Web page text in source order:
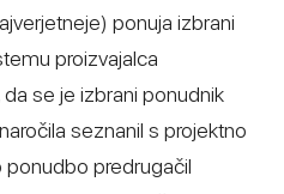
ponuja izbrani
proizvajalca
da se je izbrani ponudnik
seznanil s projektno
predrugačil